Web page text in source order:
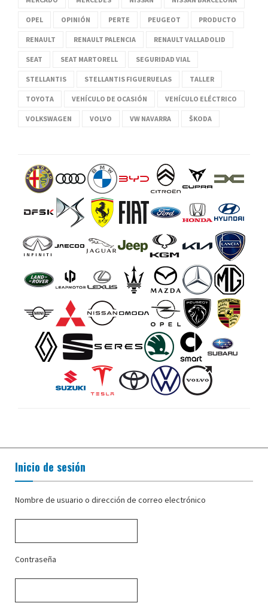
OPEL OPINIÓN PERTE PEUGEOT PRODUCTO
RENAULT RENAULT PALENCIA RENAULT VALLADOLID
SEAT SEAT MARTORELL SEGURIDAD VIAL
STELLANTIS STELLANTIS FIGUERUELAS TALLER
TOYOTA VEHÍCULO DE OCASIÓN VEHÍCULO ELÉCTRICO
VOLKSWAGEN VOLVO VW NAVARRA ŠKODA
Inicio de sesión
Nombre de usuario o dirección de correo electrónico
Contraseña